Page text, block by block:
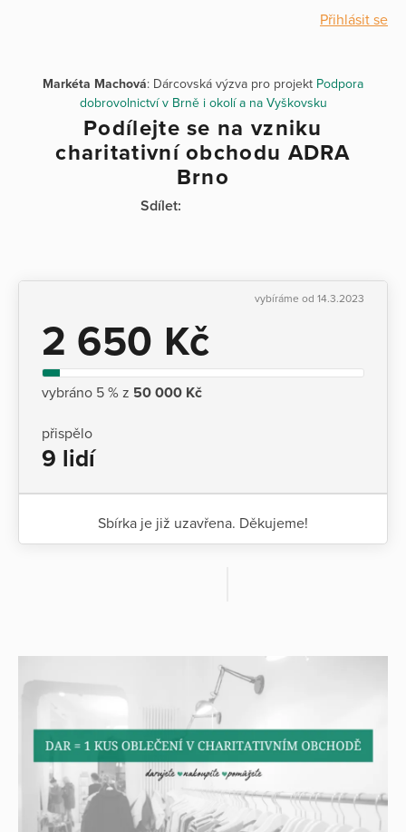
Přihlásit se
Markéta Machová: Dárcovská výzva pro projekt Podpora
dobrovolnictví v Brně i okolí a na Vyškovsku
Podílejte se na vzniku
charitativní obchodu ADRA
Brno
Sdílet:
vybíráme od 14.3.2023
2 650 Kč
vybráno 5 % z 50 000 Kč
přispělo
9 lidí
Sbírka je již uzavřena. Děkujeme!